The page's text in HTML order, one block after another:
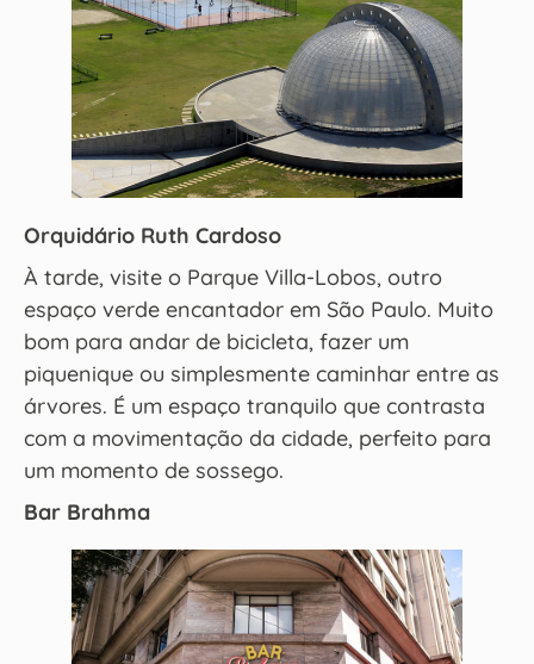
Orquidário Ruth Cardoso
À tarde, visite o Parque Villa-Lobos, outro
espaço verde encantador em São Paulo. Muito
bom para andar de bicicleta, fazer um
piquenique ou simplesmente caminhar entre as
árvores. É um espaço tranquilo que contrasta
com a movimentação da cidade, perfeito para
um momento de sossego.
Bar Brahma